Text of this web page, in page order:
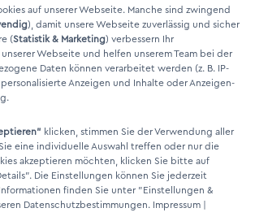
Xing Link
GmbH - Elektrische Dampferzeuger "Made in
auf unserer Webseite. Manche sind zwingend
), damit unsere Webseite zuverlässig und sicher
(Statistik & Marketing) verbessern Ihr
Webseite und helfen unserem Team bei der
Daten können verarbeitet werden (z. B. IP-
personalisierte Anzeigen und Inhalte oder Anzeigen-
klicken, stimmen Sie der Verwendung aller
eine individuelle Auswahl treffen oder nur die
akzeptieren möchten, klicken Sie bitte auf
. Die Einstellungen können Sie jederzeit
finden Sie unter "Einstellungen &
Datenschutzbestimmungen. Impressum |